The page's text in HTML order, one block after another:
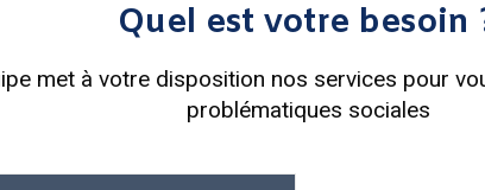
Quel est votre besoin
met à votre disposition nos services pour
problématiques sociales